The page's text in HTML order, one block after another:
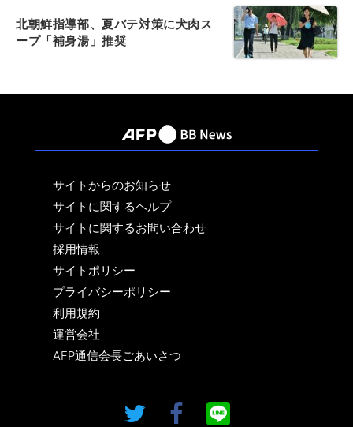
北朝鮮指導部、夏バテ対策に犬肉ス
ープ「補身湯」推奨
サイトからのお知らせ
サイトに関するヘルプ
サイトに関するお問い合わせ
採用情報
サイトポリシー
プライバシーポリシー
利用規約
運営会社
AFP通信会長ごあいさつ